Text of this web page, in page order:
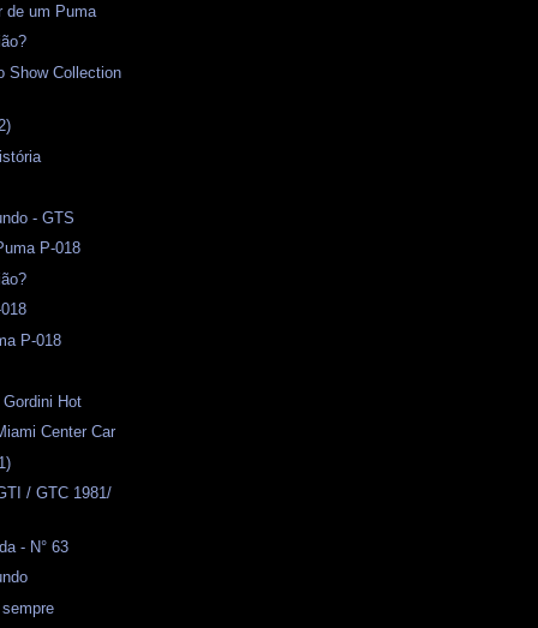
de um Puma
Show Collection
- GTS
P-018
P-018
Hot
Center Car
/ GTC 1981/
- N° 63